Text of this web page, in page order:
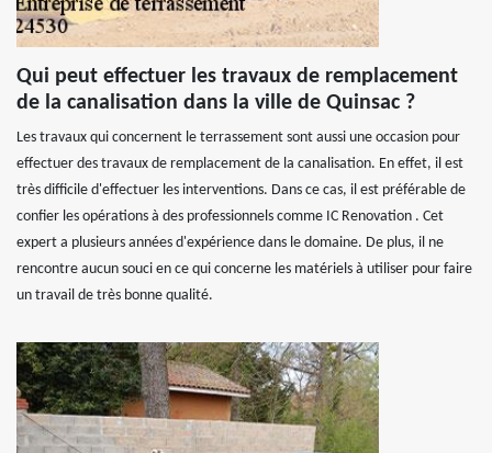
Qui peut effectuer les travaux de remplacement
de la canalisation dans la ville de Quinsac ?
Les travaux qui concernent le terrassement sont aussi une occasion pour
effectuer des travaux de remplacement de la canalisation. En effet, il est
très difficile d'effectuer les interventions. Dans ce cas, il est préférable de
confier les opérations à des professionnels comme IC Renovation . Cet
expert a plusieurs années d'expérience dans le domaine. De plus, il ne
rencontre aucun souci en ce qui concerne les matériels à utiliser pour faire
un travail de très bonne qualité.